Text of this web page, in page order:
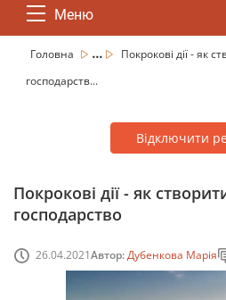
Меню
Головна ...
Покрокові дії - як
господарств...
Відключити
Покрокові дії - як
господарство
26.04.2021Автор:Дубенкова Марія